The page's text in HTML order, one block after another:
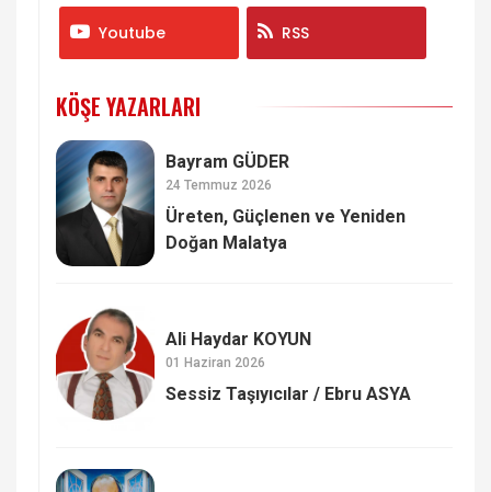
Youtube RSS
KÖŞE YAZARLARI
Bayram GÜDER
24 Temmuz 2026
Üreten, Güçlenen ve Yeniden
Doğan Malatya
Ali Haydar KOYUN
01 Haziran 2026
Sessiz Taşıyıcılar / Ebru ASYA